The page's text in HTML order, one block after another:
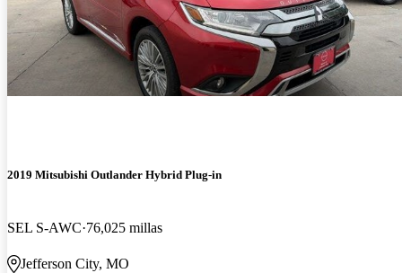
2019 Mitsubishi Outlander Hybrid Plug-in
SEL S-AWC 76,025 millas
Jefferson City, MO